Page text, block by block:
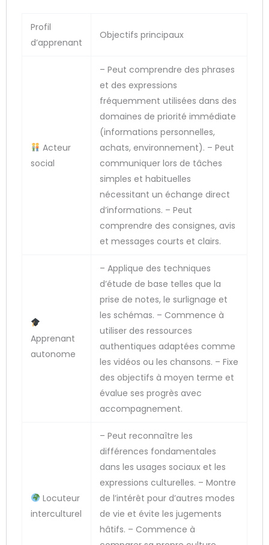
Profil
d’apprenant
Objectifs principaux
Acteur
social
– Peut comprendre des phrases
et des expressions
fréquemment utilisées dans des
domaines de priorité immédiate
(informations personnelles,
achats, environnement). – Peut
communiquer lors de tâches
simples et habituelles
nécessitant un échange direct
d’informations. – Peut
comprendre des consignes, avis
et messages courts et clairs.
Apprenant
autonome
– Applique des techniques
d’étude de base telles que la
prise de notes, le surlignage et
les schémas. – Commence à
utiliser des ressources
authentiques adaptées comme
les vidéos ou les chansons. – Fixe
des objectifs à moyen terme et
évalue ses progrès avec
accompagnement.
Locuteur
interculturel
– Peut reconnaître les
différences fondamentales
dans les usages sociaux et les
expressions culturelles. – Montre
de l’intérêt pour d’autres modes
de vie et évite les jugements
hâtifs. – Commence à